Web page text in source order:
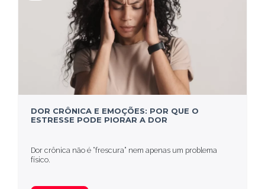
DOR CRÔNICA E EMOÇÕES: POR QUE O
ESTRESSE PODE PIORAR A DOR
Dor crônica não é “frescura” nem apenas um problema
físico.